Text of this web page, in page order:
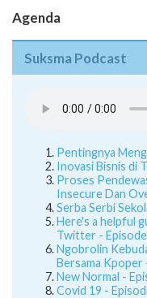
Agenda
Suksma Podcast
Pentingnya
Inovasi Bisnis di
Proses
Insecure Dan
Serba Serbi
Here's a helpful
Twitter -
Ngobrolin
Bersama Kpoper
New Normal -
Covid 19 -